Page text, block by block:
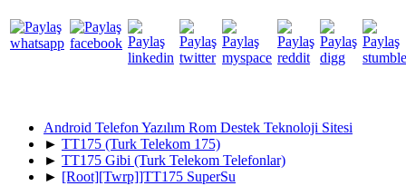
Android Telefon Yazılım Rom Destek Teknoloji Sitesi
► TT175 (Turk Telekom 175)
► TT175 Gibi (Turk Telekom Telefonlar)
► [Root][Twrp]]TT175 SuperSu